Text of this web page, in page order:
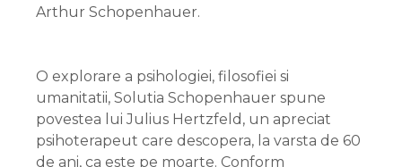
Arthur Schopenhauer.
O explorare a psihologiei, filosofiei si
umanitatii, Solutia Schopenhauer spune
povestea lui Julius Hertzfeld, un apreciat
psihoterapeut care descopera, la varsta de 60
de ani, ca este pe moarte. Conform